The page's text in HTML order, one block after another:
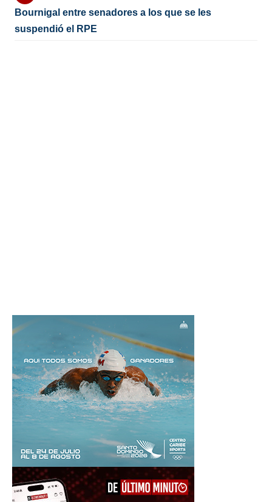
Bournigal entre senadores a los que se les
suspendió el RPE